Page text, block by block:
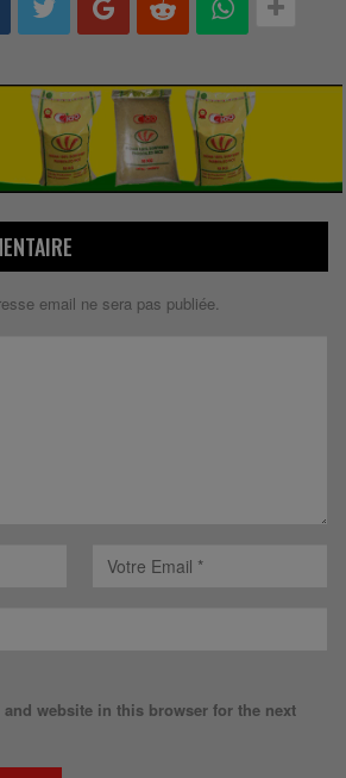
email ne sera pas publiée.
website in this browser for the next